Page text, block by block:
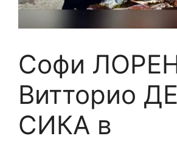
Софи
Витторио ДЕ
СИКА в